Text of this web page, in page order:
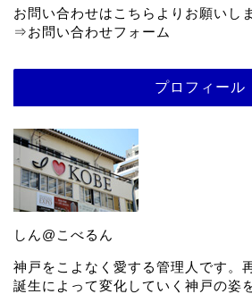
お問い合わせはこちらよりお願いし
⇒お問い合わせフォーム
プロフィール
しん@こべるん
神戸をこよなく愛する管理人です。
誕生によって変化していく神戸の姿